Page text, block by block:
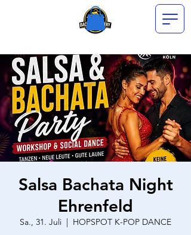
Salsa Bachata Night
Ehrenfeld
Sa., 31. Juli
  |
HOPSPOT K-POP DANCE